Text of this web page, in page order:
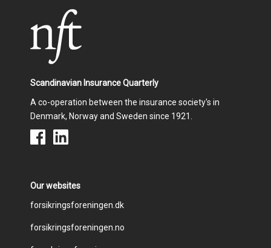
Scandinavian Insurance Quarterly
A co-operation between the insurance society's in
Denmark, Norway and Sweden since 1921.
Our websites
Footer
menu
forsikringsforeningen.dk
forsikringsforeningen.no